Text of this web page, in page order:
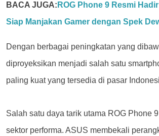
BACA JUGA: ROG Phone 9 Resmi
Siap Manjakan Gamer dengan Spek
Dengan berbagai peningkatan yang
diproyeksikan menjadi salah satu
paling kuat yang tersedia di pasar
Salah satu daya tarik utama ROG Phone
sektor performa. ASUS membekali